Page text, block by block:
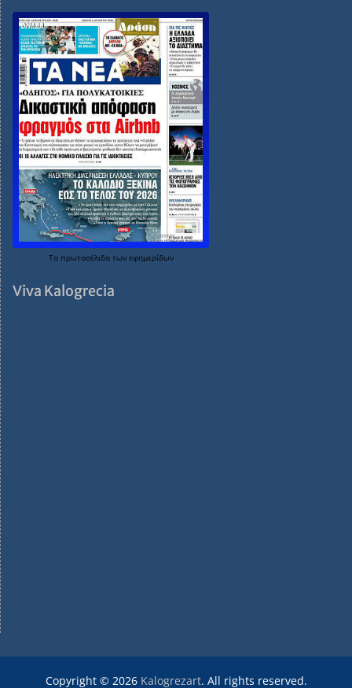
Τα πρωτοσέλιδα των εφημερίδων
Viva Kalogrecia
Copyright © 2026 Kalogrezart. All rights reserved.